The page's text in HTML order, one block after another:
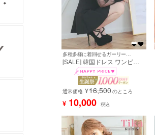
[SALE] 韓国ドレス ワンピー
ス セットアップ ビジュー襟
長袖 ワンピース シアーブラウ
ス スカートパンツ Aライン 黒
キャバドレス (黒崎みさ着用)
[tk-mdsks001a]
通常価格 ¥16,500のところ
¥ 10,000 税込